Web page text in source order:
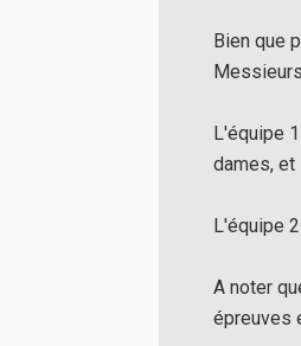
Bien que
L'équipe
dames,
L'équipe
A noter
épreuves